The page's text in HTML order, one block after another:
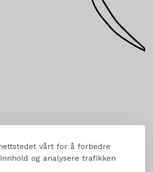
vårt for å forbedre
og analysere trafikken